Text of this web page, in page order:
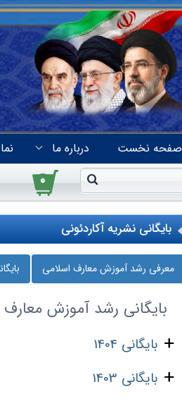
صفحه نخست درباره ما
۰
بایگانی نشریه آکاردئونی
معرفی رشد آموزش معارف اسلامی
بایگانی رشد آموزش معارف
بایگانی 1404
بایگانی 1403